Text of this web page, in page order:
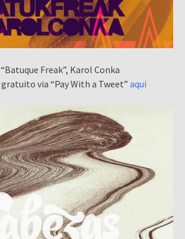
Freak”, Karol Conka
via “Pay With a Tweet” aqui